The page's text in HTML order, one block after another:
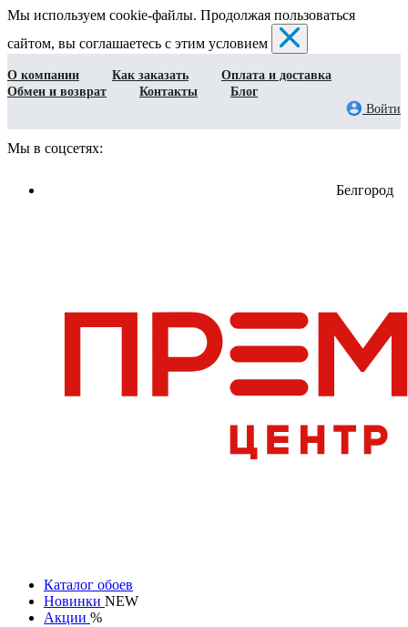
Мы используем cookie-файлы. Продолжая пользоваться
сайтом, вы соглашаетесь с этим условием
О компании Как заказать
Оплата и доставка
Обмен и возврат
Контакты
Блог
Войти
Мы в соцсетях:
Белгород
Каталог обоев
Новинки NEW
Акции %